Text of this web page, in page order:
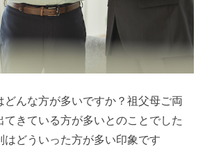
どんな方が多いですか？祖父母ご両
てきている方が多いとのことでした
はどういった方が多い印象です